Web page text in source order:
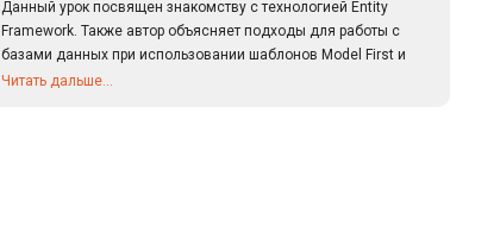
Данный урок посвящен знакомству с технологией Entity
Framework. Также автор объясняет подходы для работы с
базами данных при использовании шаблонов Model First и
Database First.
Читать дальше...